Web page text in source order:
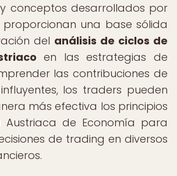
y conceptos desarrollados por
proporcionan una base sólida
del análisis de ciclos de
en las estrategias de
las contribuciones de
los traders pueden
más efectiva los principios
Austriaca de Economía para
de trading en diversos